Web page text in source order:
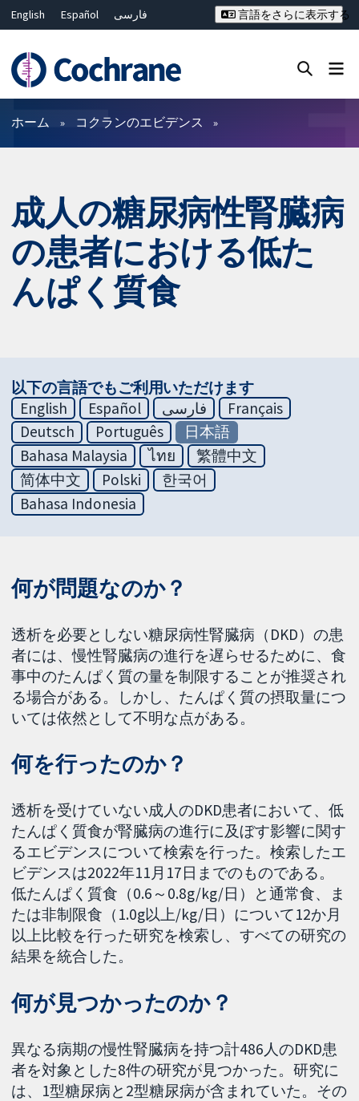
English Español
فارسی
Deutsch
Bahasa Malaysia
ไทย
繁體中文
简体中文
言語をさらに表示する
フィルター
ホーム コクランのエビデンス
成人の糖尿病性腎臓病
の患者における低た
んぱく質食
以下の言語でもご利用いただけます
English
Español فارسی
Français
Deutsch
Português
日本語
Bahasa Malaysia
ไทย
繁體中文
简体中文
Polski
한국어
Bahasa Indonesia
何が問題なのか？
透析を必要としない糖尿病性腎臓病（DKD）の患
者には、慢性腎臓病の進行を遅らせるために、食
事中のたんぱく質の量を制限することが推奨され
る場合がある。しかし、たんぱく質の摂取量につ
いては依然として不明な点がある。
何を行ったのか？
透析を受けていない成人のDKD患者において、低
たんぱく質食が腎臓病の進行に及ぼす影響に関す
るエビデンスについて検索を行った。検索したエ
ビデンスは2022年11月17日までのものである。
低たんぱく質食（0.6～0.8g/kg/日）と通常食、ま
たは非制限食（1.0g以上/kg/日）について12か月
以上比較を行った研究を検索し、すべての研究の
結果を統合した。
何が見つかったのか？
異なる病期の慢性腎臓病を持つ計486人のDKD患
者を対象とした8件の研究が見つかった。研究に
は、1型糖尿病と2型糖尿病が含まれていた。その